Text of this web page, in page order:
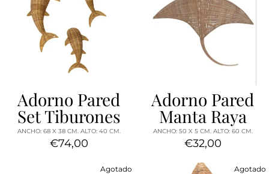
Adorno Pared
Set Tiburones
ANCHO: 68 X 38 CM. ALTO: 40 CM.
€74,00
Adorno Pared
Manta Raya
ANCHO: 50 X 5 CM. ALTO: 60 CM.
€32,00
Agotado Agotado